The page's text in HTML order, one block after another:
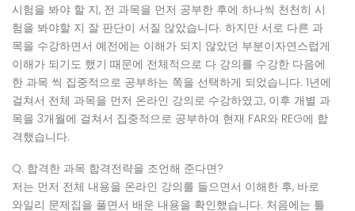
시험을 봐야 할 지, 전 과목을 먼저 공부한 후에 하나씩 천천히 시
험을 봐야할 지 잘 판단이 서질 않았습니다. 하지만 서로 다른 과
목을 수강하면서 예전에는 이해가 되지 않았던 부분이자연스럽게
이해가 되기도 했기 때문에 전체적으로 다 강의를 수강한 다음에
한 과목 씩 집중적으로 공부하는 쪽을 선택하게 되었습니다. 1년에
걸쳐서 전체 과목을 먼저 온라인 강의로 수강하였고, 이후 개별 과
목을 3개월에 걸쳐서 집중적으로 공부하여 현재 FAR와 REG에 합
격했습니다.
Q. 합격한 과목 합격전략을 조언해 준다면?
저는 먼저 전체 내용을 온라인 강의를 들으면서 이해한 후, 바로
와일리 문제집을 풀면서 배운 내용을 확인했습니다. 처음에는 틀